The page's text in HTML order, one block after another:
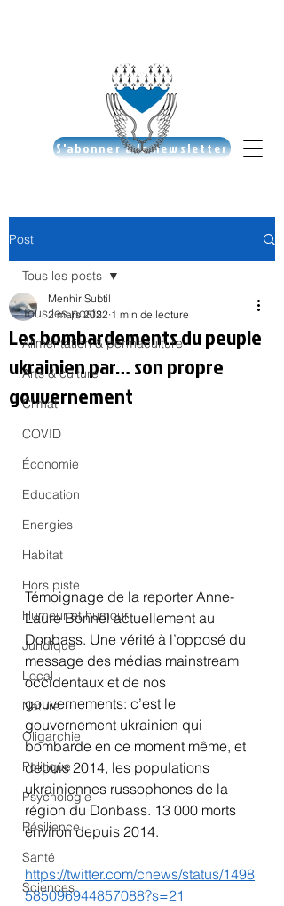
S'abonner à la newsletter
Post
Tous les posts
Alimentation & permaculture
Arts & culture
Climat
COVID
Économie
Education
Energies
Habitat
Hors piste
Humeur et humour
Juridique
Local
Nature
Oligarchie
Politique
Psychologie
Résilience
Santé
Sciences
Tous les posts
Les bombardements du peuple
ukrainien par… son propre
gouvernement
Menhir Subtil
2 mars 2022 1 min de lecture
Témoignage de la reporter Anne-
Laure Bonnel actuellement au
Donbass. Une vérité à l’opposé du
message des médias mainstream
occidentaux et de nos
gouvernements: c’est le
gouvernement ukrainien qui
bombarde en ce moment même, et
depuis 2014, les populations
ukrainiennes russophones de la
région du Donbass. 13 000 morts
environ depuis 2014.
https://twitter.com/cnews/status/1498
585096944857088?s=21